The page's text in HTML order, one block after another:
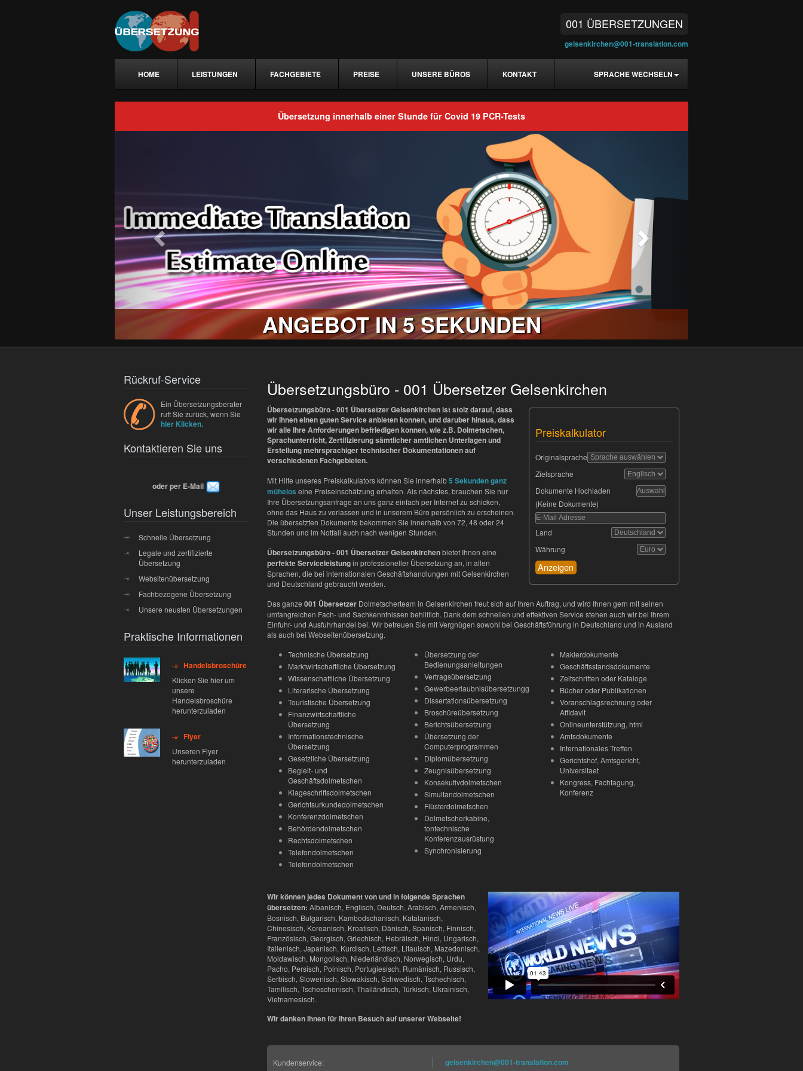
001 ÜBERSETZUNGEN
gelsenkirchen@001-translation.com
HOME LEISTUNGEN FACHGEBIETE PREISE UNSERE BÜROS KONTAKT SPRACHE WECHSELN
Übersetzung innerhalb einer Stunde für Covid 19 PCR-Tests
ANGEBOT IN 5 SEKUNDEN
Rückruf-Service
Ein Übersetzungsberater
ruft Sie zurück, wenn Sie
hier Klicken.
Kontaktieren Sie uns
oder per E-Mail
Unser Leistungsbereich
Schnelle Übersetzung
Legale und zertifizierte
Übersetzung
Websitenübersetzung
Fachbezogene Übersetzung
Unsere neusten Übersetzungen
Praktische Informationen
Handelsbroschüre
Klicken Sie hier um
unsere
Handelsbroschüre
herunterzuladen
Flyer
Unseren Flyer
herunterzuladen
Übersetzungsbüro - 001 Übersetzer Gelsenkirchen
Preiskalkulator
Originalsprache
Zielsprache
Dokumente Hochladen
(Keine Dokumente)
Land
Währung
Anzeigen
Übersetzungsbüro - 001 Übersetzer Gelsenkirchen ist stolz darauf, dass
wir Ihnen einen guten Service anbieten konnen, und daruber hinaus, dass
wir alle Ihre Anforderungen befriedigen konnen, wie z.B. Dolmetschen,
Sprachunterricht, Zertifizierung sämtlicher amtlichen Unterlagen und
Erstellung mehrsprachiger technischer Dokumentationen auf
verschiedenen Fachgebieten.
Mit Hilfe unseres Preiskalkulators können Sie innerhalb5 Sekunden ganz
mühelos eine Preiseinschätzung erhalten. Als nächstes, brauchen Sie nur
Ihre Übersetzungsanfrage an uns ganz einfach per Internet zu schicken,
ohne das Haus zu verlassen und in unserem Büro persönlich zu erscheinen.
Die übersetzten Dokumente bekommen Sie innerhalb von 72, 48 oder 24
Stunden und im Notfall auch nach wenigen Stunden.
Übersetzungsbüro - 001 Übersetzer Gelsenkirchenbietet Ihnen eine
perfekte Serviceleistungin professioneller Übersetzung an, in allen
Sprachen, die bei internationalen Geschäftshandlungen mit Gelsenkirchen
und Deutschland gebraucht werden.
Das ganze 001 Übersetzer Dolmetscherteam in Gelsenkirchen freut sich auf Ihren Auftrag, und wird Ihnen gern mit seinen
umfangreichen Fach- und Sachkenntnissen behilflich. Dank dem schnellen und effektiven Service stehen auch wir bei Ihrem
Einfuhr- und Ausfuhrhandel bei. Wir betreuen Sie mit Vergnügen sowohl bei Geschäftsführung in Deutschland und in Ausland
als auch bei Webseitenübersetzung.
Technische Übersetzung
Marktwirtschaftliche Übersetzung
Wissenschaftliche Übersetzung
Literarische Übersetzung
Touristische Übersetzung
Finanzwirtschaftliche
Übersetzung
Informationstechnische
Übersetzung
Gesetzliche Übersetzung
Begleit- und
Geschäftsdolmetschen
Klageschriftsdolmetschen
Gerichtsurkundedolmetschen
Konferenzdolmetschen
Behördendolmetschen
Rechtsdolmetschen
Telefondolmetschen
Telefondolmetschen
Übersetzung der
Bedienungsanleitungen
Vertragsübersetzung
Gewerbeerlaubnisübersetzungg
Dissertationsübersetzung
Broschüreübersetzung
Berichtsübersetzung
Übersetzung der
Computerprogrammen
Diplomübersetzung
Zeugnisübersetzung
Konsekutivdolmetschen
Simultandolmetschen
Flüsterdolmetschen
Dolmetscherkabine,
tontechnische
Konferenzausrüstung
Synchronisierung
Maklerdokumente
Geschäftsstandsdokumente
Zeitschriften oder Kataloge
Bücher oder Publikationen
Voranschlagsrechnung oder
Affidavit
Onlineunterstützung, html
Amtsdokumente
Internationales Treffen
Gerichtshof, Amtsgericht,
Universitaet
Kongress, Fachtagung,
Konferenz
Wir können jedes Dokument von und in folgende Sprachen
übersetzen: Albanisch, Englisch, Deutsch, Arabisch, Armenisch,
Bosnisch, Bulgarisch, Kambodschanisch, Katalanisch,
Chinesisch, Koreanisch, Kroatisch, Dänisch, Spanisch, Finnisch,
Französisch, Georgisch, Griechisch, Hebräisch, Hindi, Ungarisch,
Italienisch, Japanisch, Kurdisch, Lettisch, Litauisch, Mazedonisch,
Moldawisch, Mongolisch, Niederländisch, Norwegisch, Urdu,
Pacho, Persisch, Polnisch, Portugiesisch, Rumänisch, Russisch,
Serbisch, Slowenisch, Slowakisch, Schwedisch, Tschechisch,
Tamilisch, Tscheschenisch, Thailändisch, Türkisch, Ukrainisch,
Vietnamesisch.
Wir danken Ihnen für Ihren Besuch auf unserer Webseite!
Kundenservice: gelsenkirchen@001-translation.com